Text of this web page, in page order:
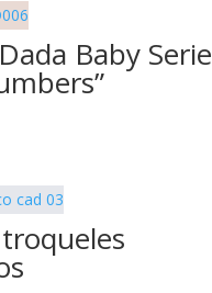
Baby Serie